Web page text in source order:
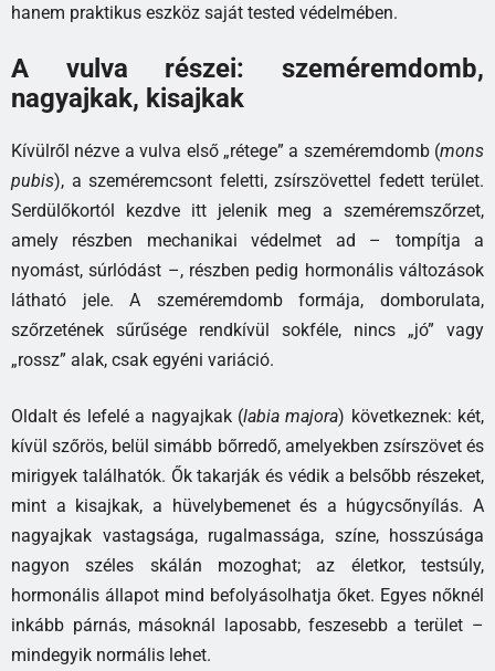
hanem praktikus eszköz saját tested védelmében.
A vulva részei: szeméremdomb,
nagyajkak, kisajkak
Kívülről nézve a vulva első „rétege” a szeméremdomb (mons
pubis), a szeméremcsont feletti, zsírszövettel fedett terület.
Serdülőkortól kezdve itt jelenik meg a szeméremszőrzet,
amely részben mechanikai védelmet ad – tompítja a
nyomást, súrlódást –, részben pedig hormonális változások
látható jele. A szeméremdomb formája, domborulata,
szőrzetének sűrűsége rendkívül sokféle, nincs „jó” vagy
„rossz” alak, csak egyéni variáció.
Oldalt és lefelé a nagyajkak (labia majora) következnek: két,
kívül szőrös, belül simább bőrredő, amelyekben zsírszövet és
mirigyek találhatók. Ők takarják és védik a belsőbb részeket,
mint a kisajkak, a hüvelybemenet és a húgycsőnyílás. A
nagyajkak vastagsága, rugalmassága, színe, hosszúsága
nagyon széles skálán mozoghat; az életkor, testsúly,
hormonális állapot mind befolyásolhatja őket. Egyes nőknél
inkább párnás, másoknál laposabb, feszesebb a terület –
mindegyik normális lehet.